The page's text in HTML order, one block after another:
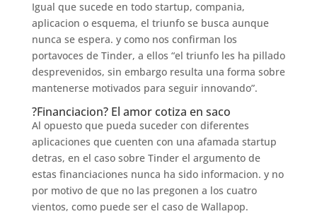
Igual que sucede en todo startup, compania,
aplicacion o esquema, el triunfo se busca aunque
nunca se espera. y como nos confirman los
portavoces de Tinder, a ellos “el triunfo les ha pillado
desprevenidos, sin embargo resulta una forma sobre
mantenerse motivados para seguir innovando”.
?Financiacion? El amor cotiza en saco
Al opuesto que pueda suceder con diferentes
aplicaciones que cuenten con una afamada startup
detras, en el caso sobre Tinder el argumento de
estas financiaciones nunca ha sido informacion. y no
por motivo de que no las pregonen a los cuatro
vientos, como puede ser el caso de Wallapop.